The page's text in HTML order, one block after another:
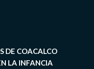
DE COACALCO
LA INFANCIA